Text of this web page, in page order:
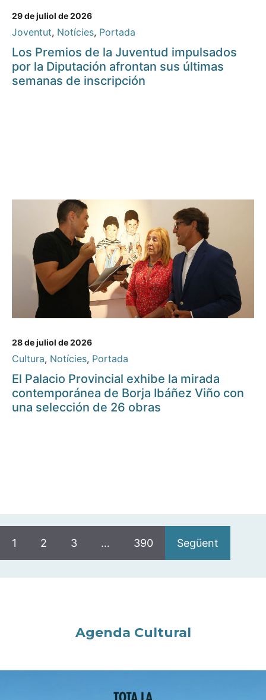
29 de juliol de 2026
Joventut, Notícies, Portada
Los Premios de la Juventud impulsados
por la Diputación afrontan sus últimas
semanas de inscripción
28 de juliol de 2026
Cultura, Notícies, Portada
El Palacio Provincial exhibe la mirada
contemporánea de Borja Ibáñez Viño con
una selección de 26 obras
1 2 3 … 390 Següent
Agenda Cultural